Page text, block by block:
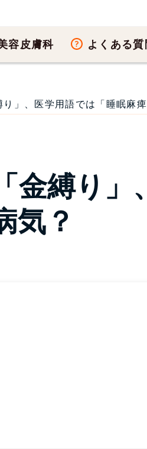
容皮膚科 よくある質
り」、医学用語では「睡眠
金縛り」
気？